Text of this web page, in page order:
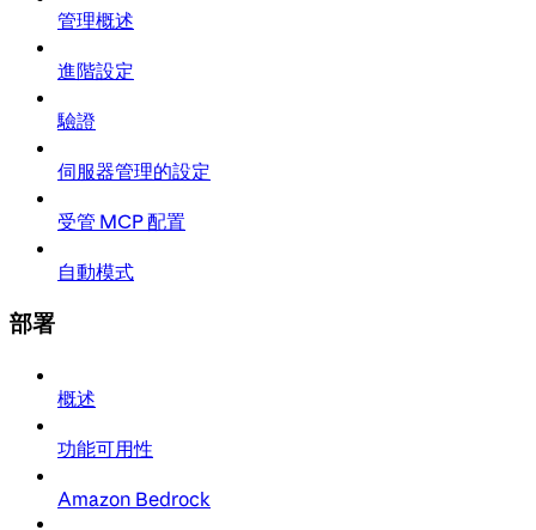
管理概述
進階設定
驗證
伺服器管理的設定
受管 MCP 配置
自動模式
部署
概述
功能可用性
Amazon Bedrock